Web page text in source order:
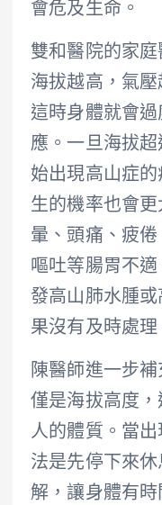
會危及生命。
雙和醫院的家庭
海拔越高，氣壓
這時身體就會
應。一旦海拔
始出現高山症
生的機率也會
暈、頭痛、疲倦
嘔吐等腸胃不適
發高山肺水腫
果沒有及時處理
陳醫師進一步
僅是海拔高度
人的體質。當
法是先停下來
解，讓身體有